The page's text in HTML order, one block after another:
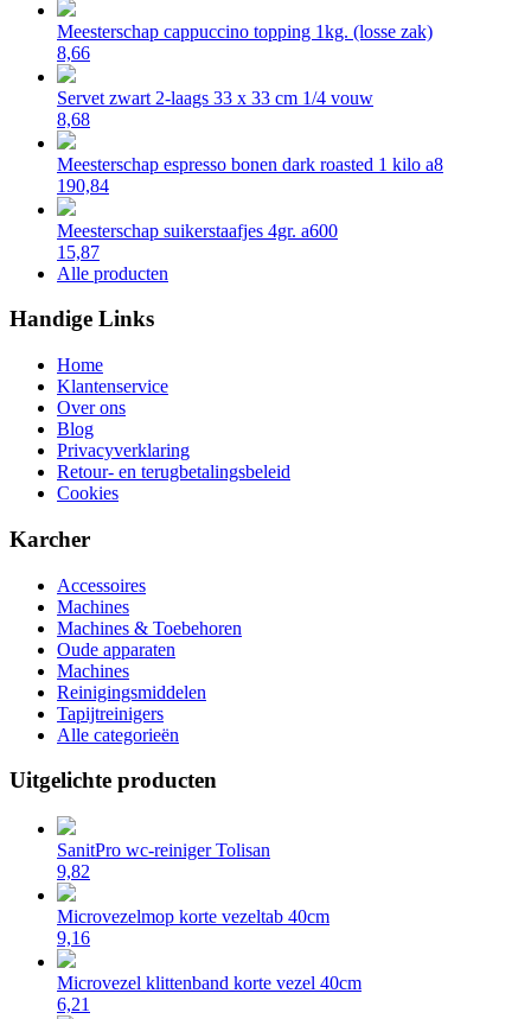
Meesterschap cappuccino topping 1kg. (losse zak)
8,66
Servet zwart 2-laags 33 x 33 cm 1/4 vouw
8,68
Meesterschap espresso bonen dark roasted 1 kilo a8
190,84
Meesterschap suikerstaafjes 4gr. a600
15,87
Alle producten
Handige Links
Home
Klantenservice
Over ons
Blog
Privacyverklaring
Retour- en terugbetalingsbeleid
Cookies
Karcher
Accessoires
Machines
Machines & Toebehoren
Oude apparaten
Machines
Reinigingsmiddelen
Tapijtreinigers
Alle categorieën
Uitgelichte producten
SanitPro wc-reiniger Tolisan
9,82
Microvezelmop korte vezeltab 40cm
9,16
Microvezel klittenband korte vezel 40cm
6,21